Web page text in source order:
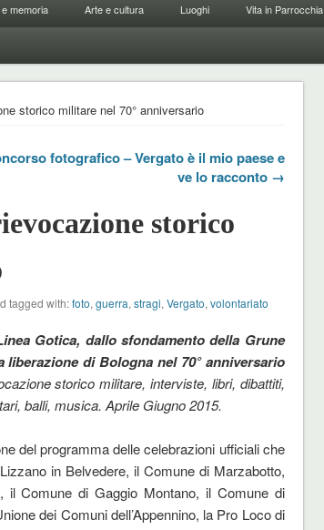
memoria Arte e cultura Luoghi Vita in Parrocchia
storico militare nel 70° anniversario
fotografico – Vergato è il mio paese e
ve lo racconto →
storico
tagged with:foto, guerra, stragi, Vergato, volontariato
Gotica, dallo sfondamento della Grune
liberazione di Bologna nel 70° anniversario
storico militare, interviste, libri, dibattiti,
balli, musica. Aprile Giugno 2015.
del programma delle celebrazioni ufficiali che
in Belvedere, il Comune di Marzabotto,
il Comune di Gaggio Montano, il Comune di
dei Comuni dell’Appennino, la Pro Loco di